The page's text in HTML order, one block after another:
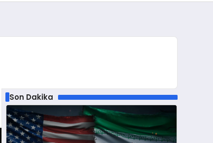
Son Dakika